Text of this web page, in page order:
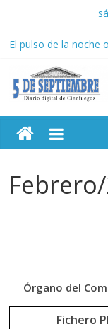
contenido
Autoridades de Villa
abusivos
Recorrió Díaz-Canel
instalaciones
Premian a
Sudáfrica
5
Diario
Órgano del
Fichero